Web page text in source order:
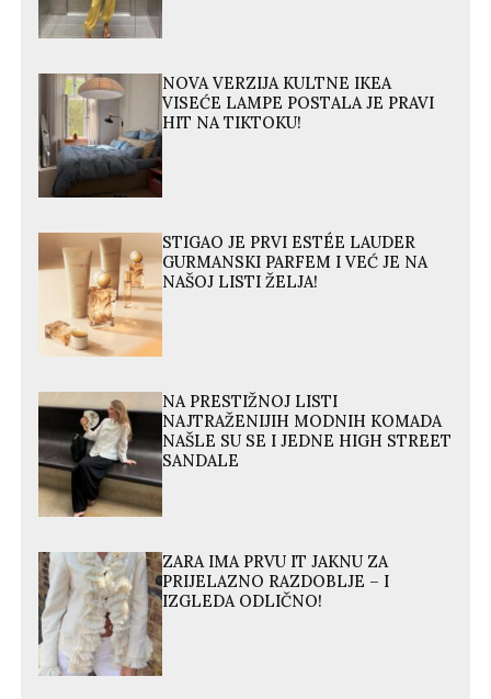
NOVA VERZIJA KULTNE IKEA
VISEĆE LAMPE POSTALA JE PRAVI
HIT NA TIKTOKU!
STIGAO JE PRVI ESTÉE LAUDER
GURMANSKI PARFEM I VEĆ JE NA
NAŠOJ LISTI ŽELJA!
NA PRESTIŽNOJ LISTI
NAJTRAŽENIJIH MODNIH KOMADA
NAŠLE SU SE I JEDNE HIGH STREET
SANDALE
ZARA IMA PRVU IT JAKNU ZA
PRIJELAZNO RAZDOBLJE – I
IZGLEDA ODLIČNO!